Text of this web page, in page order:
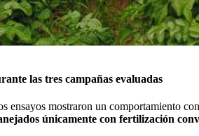
las tres campañas evaluadas
ensayos mostraron un comportamiento
únicamente con fertilización